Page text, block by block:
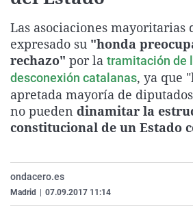
Las asociaciones mayoritarias
expresado su "honda
rechazo" por la tramitación de
desconexión catalanas, ya que
apretada mayoría de
no pueden dinamitar la
constitucional de un Estado
ondacero.es
Madrid 07.09.2017 11:14